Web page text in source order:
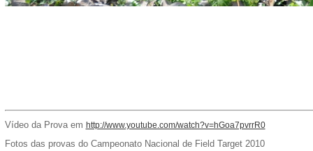
Vídeo da Prova em http://www.youtube.com/watch?v=hGoa7pvrrR0
Fotos das provas do Campeonato Nacional de Field Target 2010